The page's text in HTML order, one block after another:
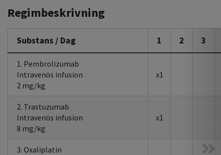
Regimbeskrivning
Substans / Dag 1 2 3
1. Pembrolizumab
Intravenös infusion
2 mg/kg
x1
2. Trastuzumab
Intravenös infusion
8 mg/kg
x1
3. Oxaliplatin